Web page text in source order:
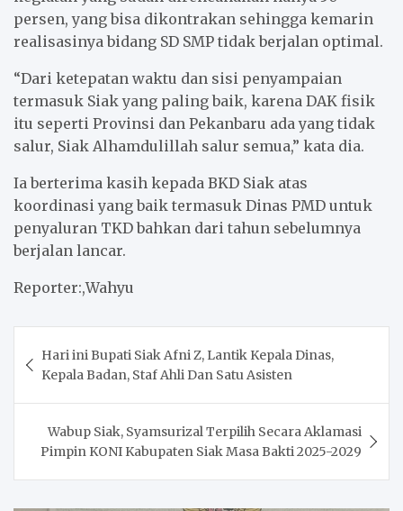
persen, yang bisa dikontrakan sehingga kemarin
realisasinya bidang SD SMP tidak berjalan optimal.
“Dari ketepatan waktu dan sisi penyampaian
termasuk Siak yang paling baik, karena DAK fisik
itu seperti Provinsi dan Pekanbaru ada yang tidak
salur, Siak Alhamdulillah salur semua,” kata dia.
Ia berterima kasih kepada BKD Siak atas
koordinasi yang baik termasuk Dinas PMD untuk
penyaluran TKD bahkan dari tahun sebelumnya
berjalan lancar.
Reporter:,Wahyu
navigation
Hari ini Bupati Siak Afni Z, Lantik Kepala Dinas,
Kepala Badan, Staf Ahli Dan Satu Asisten
Wabup Siak, Syamsurizal Terpilih Secara Aklamasi
Pimpin KONI Kabupaten Siak Masa Bakti 2025-2029